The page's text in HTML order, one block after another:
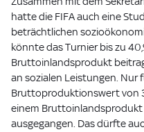
hatte die FIFA auch eine
beträchtlichen
könnte das Turnier bis zu
Bruttoinlandsprodukt
an sozialen Leistungen. Nur
Bruttoproduktionswert von
einem Bruttoinlandsprodukt
ausgegangen. Das dürfte